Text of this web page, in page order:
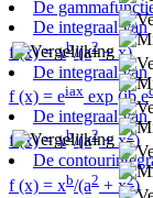
De
De integraal van
f (x) = xb/(a2+ x)
De integraal van
f (x) = eiax exp (ib e
De integraal van
f (x) = xb/(a2+ x2)
De
f (x) = xb/(a2 + x2)